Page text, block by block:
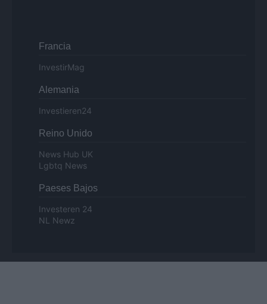
Francia
InvestirMag
Alemania
Investieren24
Reino Unido
News Hub UK
Lgbtq News
Paeses Bajos
Investeren 24
NL Newz